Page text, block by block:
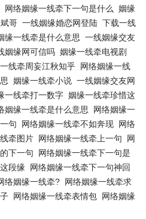
网络姻缘一线牵下一句是什么 姻缘
哥 一线姻缘婚恋网登陆 下载一线
缘一线牵是什么意思 一线姻缘交友
姻缘网可信吗 姻缘一线牵电视剧
线牵周妄江秋知乎 网络姻缘一线
姻缘一线牵小说 一线姻缘交友网
一线牵打一数字 姻缘一线牵珍惜这
姻缘一线牵是什么意思
网络姻缘一
句 网络姻缘一线牵不如奔现 网络
牵图片 网络姻缘一线牵上一句
网
下一句
网络姻缘一线牵下一句是
段缘 网络姻缘一线牵下一句神回
络姻缘一线牵? 网络姻缘一线牵求
网络姻缘一线牵表情包 网络姻缘